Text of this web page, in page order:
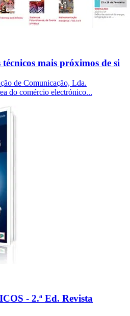
mais próximos de si
de Comunicação, Lda.
do comércio electrónico...
- 2.ª Ed. Revista